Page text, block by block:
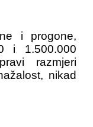
i progone,
i 1.500.000
razmjeri
nikad